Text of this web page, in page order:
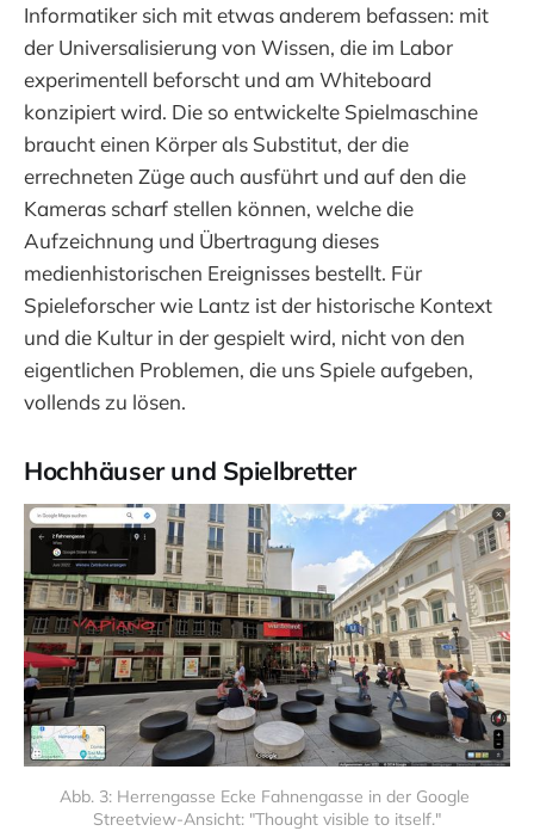
Informatiker sich mit etwas anderem befassen: mit
der Universalisierung von Wissen, die im Labor
experimentell beforscht und am Whiteboard
konzipiert wird. Die so entwickelte Spielmaschine
braucht einen Körper als Substitut, der die
errechneten Züge auch ausführt und auf den die
Kameras scharf stellen können, welche die
Aufzeichnung und Übertragung dieses
medienhistorischen Ereignisses bestellt. Für
Spieleforscher wie Lantz ist der historische Kontext
und die Kultur in der gespielt wird, nicht von den
eigentlichen Problemen, die uns Spiele aufgeben,
vollends zu lösen.
Hochhäuser und Spielbretter
Abb. 3: Herrengasse Ecke Fahnengasse in der Google
Streetview-Ansicht: "Thought visible to itself."